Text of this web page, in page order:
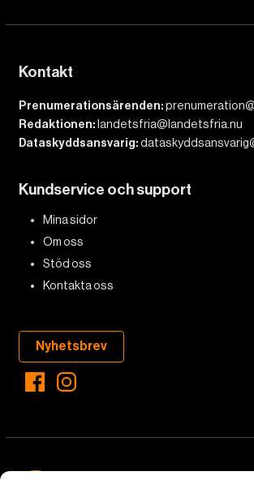
Kontakt
Prenumerationsärenden:
Redaktionen: landetsfria@landetsfria.nu
Dataskyddsansvarig:
Kundservice och support
Mina sidor
Om oss
Stöd oss
Kontakta oss
Nyhetsbrev